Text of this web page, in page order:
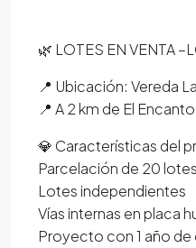
🌿 LOTES EN VENTA
📍 Ubicación: Vereda
📍 A 2 km de El
💎 Características del
Parcelación de 20
Lotes independientes
Vías internas en placa
Proyecto con 1 año de